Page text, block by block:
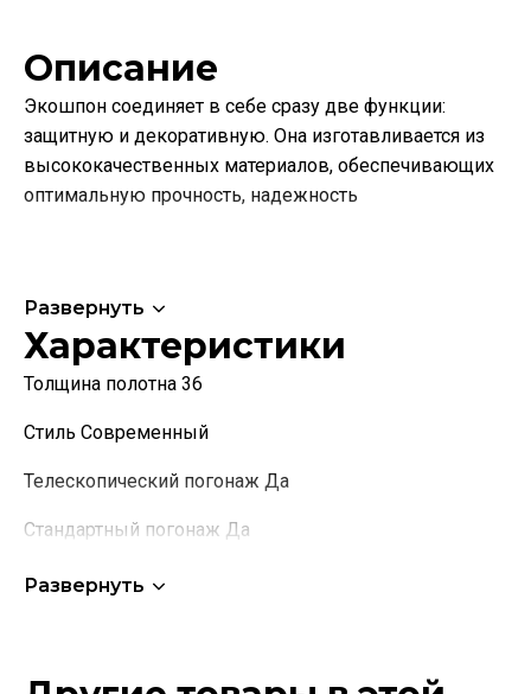
Описание
Экошпон соединяет в себе сразу две функции:
защитную и декоративную. Она изготавливается из
высококачественных материалов, обеспечивающих
оптимальную прочность, надежность
Развернуть
Характеристики
Толщина полотна 36
Стиль Современный
Телескопический погонаж Да
Стандартный погонаж Да
Коллекция Серия M
Наименование производителя полное G63, Графит,
Развернуть